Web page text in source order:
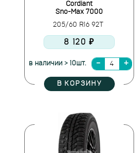
Cordiant
Sno-Max 7000
205/60 R16 92T
8 120 ₽
в наличии > 10шт.
В КОРЗИНУ